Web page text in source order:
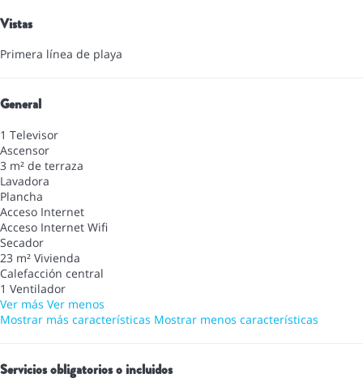
Vistas
Primera línea de playa
General
1 Televisor
Ascensor
3 m² de terraza
Lavadora
Plancha
Acceso Internet
Acceso Internet Wifi
Secador
23 m² Vivienda
Calefacción central
1 Ventilador
Ver más Ver menos
Mostrar más características Mostrar menos características
Servicios obligatorios o incluidos